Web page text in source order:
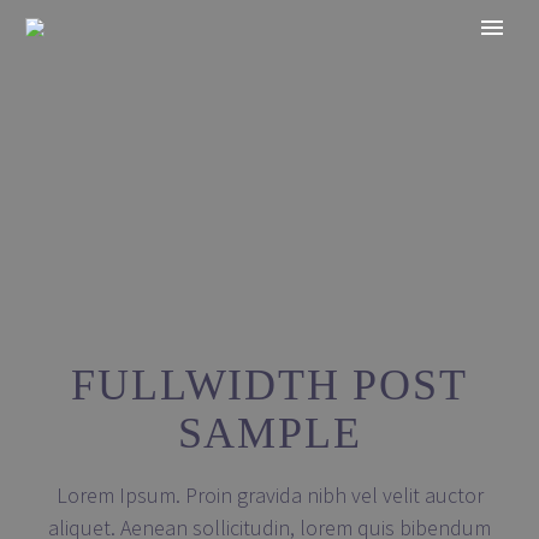
FULLWIDTH POST
SAMPLE
Lorem Ipsum. Proin gravida nibh vel velit auctor
aliquet. Aenean sollicitudin, lorem quis bibendum